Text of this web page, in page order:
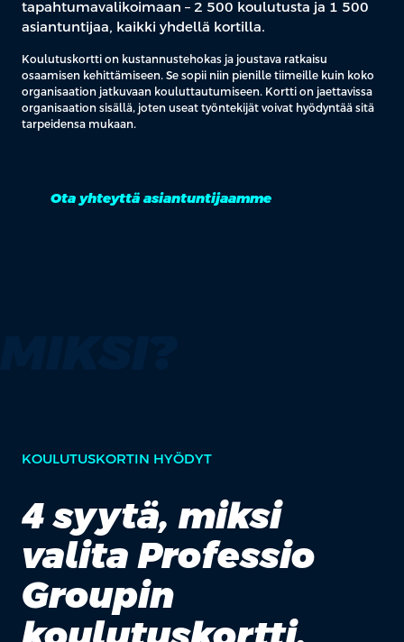
tapahtumavalikoimaan – 2 500 koulutusta ja 1 500
asiantuntijaa, kaikki yhdellä kortilla.
Koulutuskortti on kustannustehokas ja joustava ratkaisu
osaamisen kehittämiseen. Se sopii niin pienille tiimeille kuin koko
organisaation jatkuvaan kouluttautumiseen. Kortti on jaettavissa
organisaation sisällä, joten useat työntekijät voivat hyödyntää sitä
tarpeidensa mukaan.
Ota yhteyttä asiantuntijaamme
KOULUTUSKORTIN HYÖDYT
4 syytä, miksi
valita Professio
Groupin